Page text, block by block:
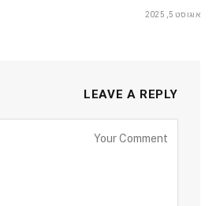
אוגוסט 5, 2025
LEAVE A REPLY